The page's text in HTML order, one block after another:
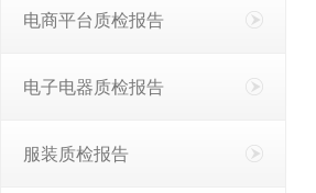
电商平台质检报告
电子电器质检报告
服装质检报告